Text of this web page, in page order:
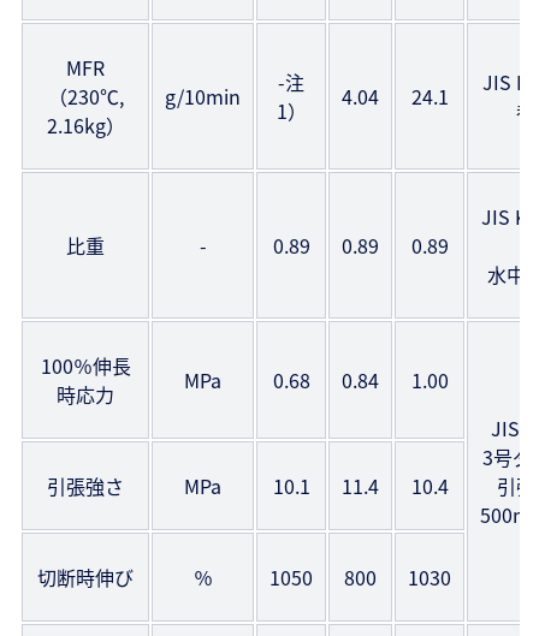
MFR
（230℃,
2.16kg）
g/10min
-注
1）
4.04 24.1
JIS
比重 - 0.89 0.89 0.89
JIS
水中
100％伸長
時応力
MPa 0.68 0.84
1.00
JIS
3号ダ
引
引張強さ MPa 10.1 11.4 10.4
切断時伸び ％ 1050 800 1030